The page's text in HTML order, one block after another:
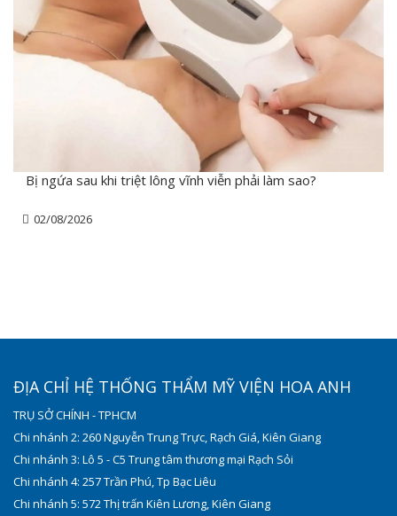
Bị ngứa sau khi triệt lông vĩnh viễn phải làm sao?
02/08/2026
ĐỊA CHỈ HỆ THỐNG THẨM MỸ VIỆN HOA ANH
TRỤ SỞ CHÍNH - TPHCM
Chi nhánh 2: 260 Nguyễn Trung Trực, Rạch Giá, Kiên Giang
Chi nhánh 3: Lô 5 - C5 Trung tâm thương mại Rạch Sỏi
Chi nhánh 4: 257 Trần Phú, Tp Bạc Liêu
Chi nhánh 5: 572 Thị trấn Kiên Lương, Kiên Giang